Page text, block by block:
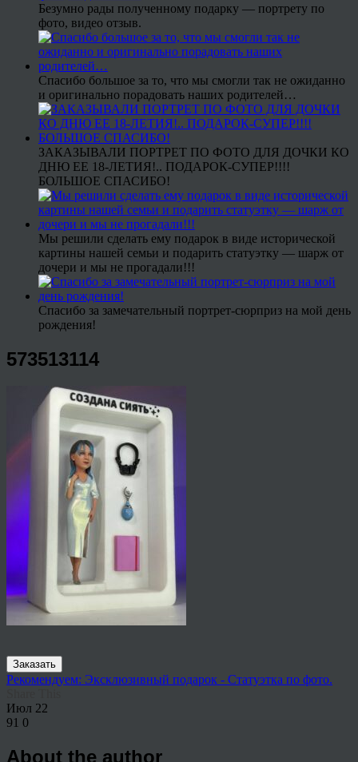
Безумно рады полученному подарку — портрету по
фото, видео отзыв.
Спасибо большое за то, что мы смогли так не ожиданно
и оригинально порадовать наших родителей…
ЗАКАЗЫВАЛИ ПОРТРЕТ ПО ФОТО ДЛЯ ДОЧКИ КО
ДНЮ ЕЕ 18-ЛЕТИЯ!.. ПОДАРОК-СУПЕР!!!!
БОЛЬШОЕ СПАСИБО!
Мы решили сделать ему подарок в виде исторической
картины нашей семьи и подарить статуэтку — шарж от
дочери и мы не прогадали!!!
Спасибо за замечательный портрет-сюрприз на мой день
рождения!
573513114
Заказать
Рекомендуем: Эксклюзивный подарок - Статуэтка по фото.
Июл 22
91 0
About the author